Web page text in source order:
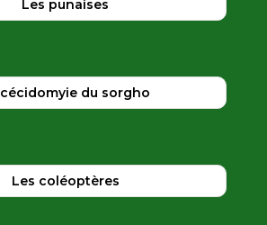
Les punaises
du sorgho
Les coléoptères